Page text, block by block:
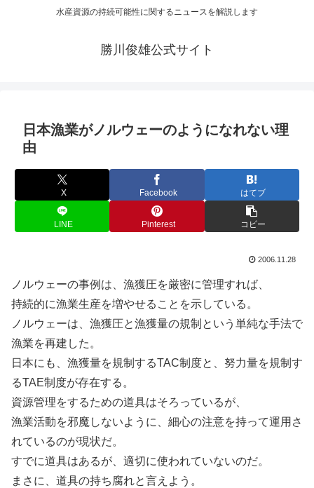
水産資源の持続可能性に関するニュースを解説します
勝川俊雄公式サイト
日本漁業がノルウェーのようになれない理
由
X Facebook はてブ
LINE Pinterest コピー
2006.11.28
ノルウェーの事例は、漁獲圧を厳密に管理すれば、
持続的に漁業生産を増やせることを示している。
ノルウェーは、漁獲圧と漁獲量の規制という単純な手法で
漁業を再建した。
日本にも、漁獲量を規制するTAC制度と、努力量を規制す
るTAE制度が存在する。
資源管理をするための道具はそろっているが、
漁業活動を邪魔しないように、細心の注意を持って運用さ
れているのが現状だ。
すでに道具はあるが、適切に使われていないのだ。
まさに、道具の持ち腐れと言えよう。